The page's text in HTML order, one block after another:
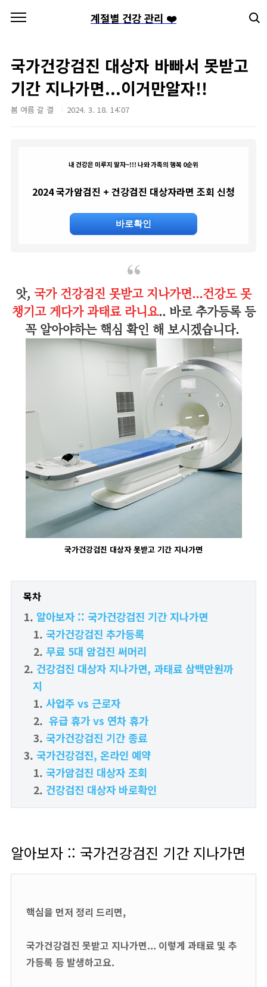
계절별 건강 관리 ❤️
국가건강검진 대상자 바빠서 못받고
기간 지나가면...이거만알자!!
봄 여름 갈 결 2024. 3. 18. 14:07
내 건강은 미루지 말자~!!! 나와 가족의 행복 0순위
2024 국가암검진 + 건강검진 대상자라면 조회 신청
바로확인
앗, 국가 건강검진 못받고 지나가면...건강도 못
챙기고 게다가 과태료 라니요.. 바로 추가등록 등
꼭 알아야하는 핵심 확인 해 보시겠습니다.
국가건강검진 대상자 못받고 기간 지나가면
목차
알아보자 :: 국가건강검진 기간 지나가면
국가건강검진 추가등록
무료 5대 암검진 써머리
건강검진 대상자 지나가면, 과태료 삼백만원까
지
사업주 vs 근로자
유급 휴가 vs 연차 휴가
국가건강검진 기간 종료
국가건강검진, 온라인 예약
국가암검진 대상자 조회
건강검진 대상자 바로확인
알아보자 :: 국가건강검진 기간 지나가면
핵심을 먼저 정리 드리면,
국가건강검진 못받고 지나가면... 이렇게 과태료 및 추
가등록 등 발생하고요.